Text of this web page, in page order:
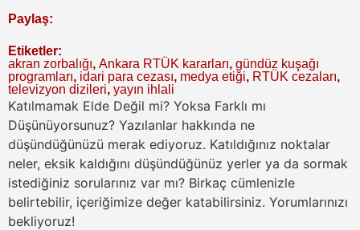
Paylaş:
Etiketler:
akran zorbalığı, Ankara RTÜK kararları, gündüz kuşağı
programları, idari para cezası, medya etiği, RTÜK cezaları,
televizyon dizileri, yayın ihlali
Katılmamak Elde Değil mi? Yoksa Farklı mı
Düşünüyorsunuz? Yazılanlar hakkında ne
düşündüğünüzü merak ediyoruz. Katıldığınız noktalar
neler, eksik kaldığını düşündüğünüz yerler ya da sormak
istediğiniz sorularınız var mı? Birkaç cümlenizle
belirtebilir, içeriğimize değer katabilirsiniz. Yorumlarınızı
bekliyoruz!